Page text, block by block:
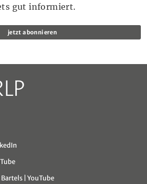
gut informiert.
jetzt abonnieren
| YouTube